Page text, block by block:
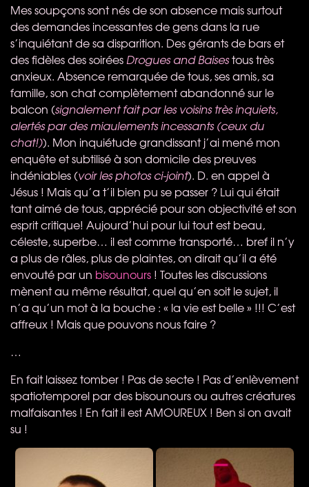
Mes soupçons sont nés de son absence mais surtout
des demandes incessantes de gens dans la rue
s’inquiétant de sa disparition. Des gérants de bars et
des fidèles des soirées Drogues and Baisestous très
anxieux. Absence remarquée de tous, ses amis, sa
famille, son chat complètement abandonné sur le
balcon (signalement fait par les voisins très inquiets,
alertés par des miaulements incessants (ceux du
chat!)). Mon inquiétude grandissant j’ai mené mon
enquête et subtilisé à son domicile des preuves
indéniables (voir les photos ci-joint). D. en appel à
Jésus ! Mais qu’a t’il bien pu se passer ? Lui qui était
tant aimé de tous, apprécié pour son objectivité et son
esprit critique! Aujourd’hui pour lui tout est beau,
céleste, superbe… il est comme transporté… bref il n’y
a plus de râles, plus de plaintes, on dirait qu’il a été
envouté par un bisounours ! Toutes les discussions
mènent au même résultat, quel qu’en soit le sujet, il
n’a qu’un mot à la bouche : « la vie est belle » !!! C’est
affreux ! Mais que pouvons nous faire ?
…
En fait laissez tomber ! Pas de secte ! Pas d’enlèvement
spatiotemporel par des bisounours ou autres créatures
malfaisantes ! En fait il estAMOUREUX ! Ben si on avait
su !